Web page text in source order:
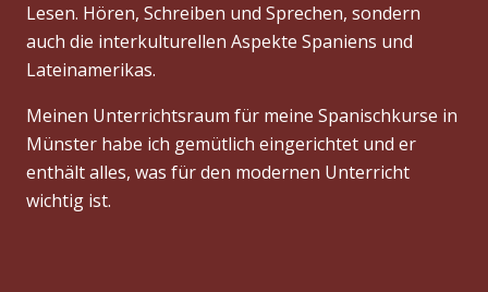
Lesen. Hören, Schreiben und Sprechen, sondern
auch die interkulturellen Aspekte Spaniens und
Lateinamerikas.
Meinen Unterrichtsraum für meine Spanischkurse in
Münster habe ich gemütlich eingerichtet und er
enthält alles, was für den modernen Unterricht
wichtig ist.